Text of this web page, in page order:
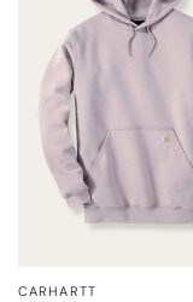
OCCHIATA VELOCE
CARHARTT